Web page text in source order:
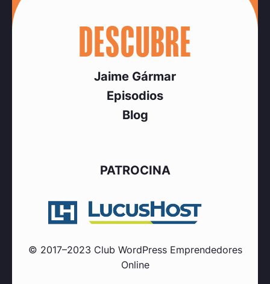
DESCUBRE
Jaime Gármar
Episodios
Blog
PATROCINA
© 2017–2023 Club WordPress Emprendedores
Online